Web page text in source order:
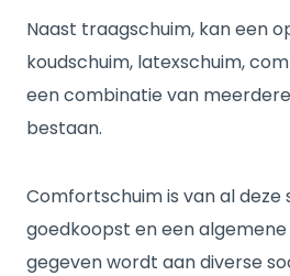
Naast traagschuim, kan een
koudschuim, latexschuim,
een combinatie van
bestaan.
Comfortschuim is van al
goedkoopst en een
gegeven wordt aan diverse